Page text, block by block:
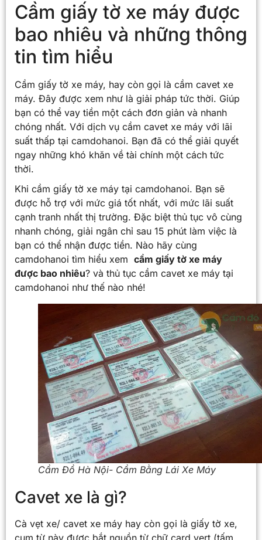
Cầm giấy tờ xe máy được
bao nhiêu và những thông
tin tìm hiểu
Cầm giấy tờ xe máy, hay còn gọi là cầm cavet xe
máy. Đây được xem như là giải pháp tức thời. Giúp
bạn có thể vay tiền một cách đơn giản và nhanh
chóng nhất. Với dịch vụ cầm cavet xe máy với lãi
suất thấp tại camdohanoi. Bạn đã có thể giải quyết
ngay những khó khăn về tài chính một cách tức
thời.
Khi cầm giấy tờ xe máy tại camdohanoi. Bạn sẽ
được hỗ trợ với mức giá tốt nhất, với mức lãi suất
cạnh tranh nhất thị trường. Đặc biệt thủ tục vô cùng
nhanh chóng, giải ngân chỉ sau 15 phút làm việc là
bạn có thể nhận được tiền. Nào hãy cùng
camdohanoi tìm hiểu xem cầm giấy tờ xe máy
được bao nhiêu? và thủ tục cầm cavet xe máy tại
camdohanoi như thế nào nhé!
Cầm Đồ Hà Nội- Cầm Bằng Lái Xe Máy
Cavet xe là gì?
Cà vẹt xe/ cavet xe máy hay còn gọi là giấy tờ xe,
cụm từ này được bắt nguồn từ chữ card vert (tấm